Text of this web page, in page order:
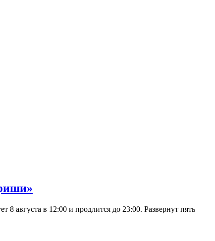
августа в 12:00 и продлится до 23:00. Развернут пять